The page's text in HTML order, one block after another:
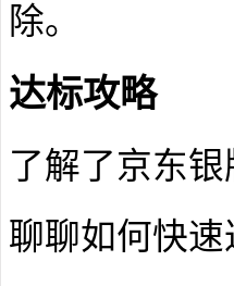
除。
达标攻略
了解了京东
聊聊如何快速